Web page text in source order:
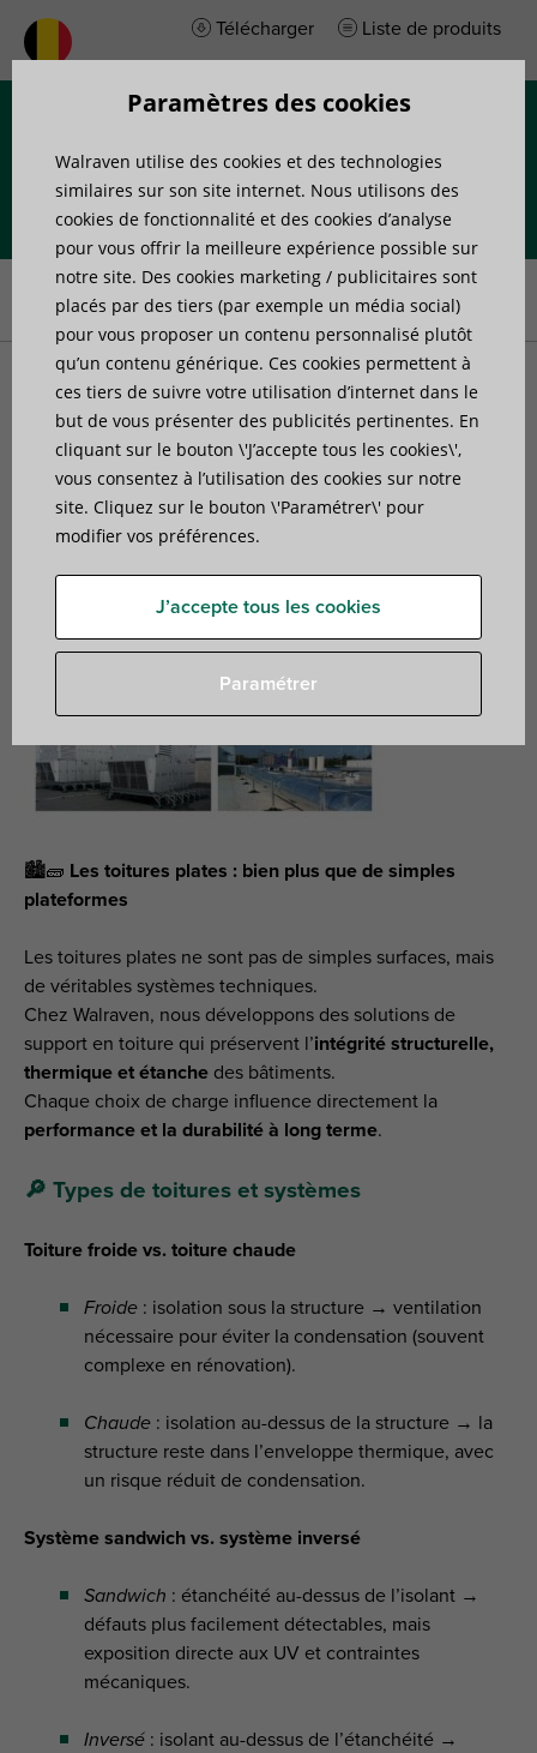
Télécharger Liste de produits
Accueil»Actualites»Les toitures plates : bien plus que de
simples plateformes
Les toitures plates : bien
plus que de simples
plateformes
🏙️🧱 Les toitures plates : bien plus que de simples
plateformes
Les toitures plates ne sont pas de simples surfaces, mais
de véritables systèmes techniques.
Chez Walraven, nous développons des solutions de
support en toiture qui préservent l’intégrité structurelle,
thermique et étanche des bâtiments.
Chaque choix de charge influence directement la
performance et la durabilité à long terme.
🔎 Types de toitures et systèmes
Toiture froide vs. toiture chaude
Froide : isolation sous la structure → ventilation
nécessaire pour éviter la condensation (souvent
complexe en rénovation).
Chaude : isolation au-dessus de la structure → la
structure reste dans l’enveloppe thermique, avec
un risque réduit de condensation.
Système sandwich vs. système inversé
Sandwich : étanchéité au-dessus de l’isolant →
défauts plus facilement détectables, mais
exposition directe aux UV et contraintes
mécaniques.
Inversé : isolant au-dessus de l’étanchéité →
Paramètres des cookies
Walraven utilise des cookies et des technologies
similaires sur son site internet. Nous utilisons des
cookies de fonctionnalité et des cookies d’analyse
pour vous offrir la meilleure expérience possible sur
notre site. Des cookies marketing / publicitaires sont
placés par des tiers (par exemple un média social)
pour vous proposer un contenu personnalisé plutôt
qu’un contenu générique. Ces cookies permettent à
ces tiers de suivre votre utilisation d’internet dans le
but de vous présenter des publicités pertinentes. En
cliquant sur le bouton \'J’accepte tous les cookies\',
vous consentez à l’utilisation des cookies sur notre
site. Cliquez sur le bouton \'Paramétrer\' pour
modifier vos préférences.
J’accepte tous les cookies
Paramétrer